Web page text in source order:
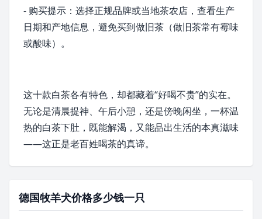
- 购买提示：选择正规品牌或当地茶农店，查看生产
日期和产地信息，避免买到做旧茶（做旧茶常有霉味
或酸味）。
这十款白茶各有特色，却都藏着“好喝不贵”的实在。
无论是清晨提神、午后小憩，还是傍晚闲坐，一杯温
热的白茶下肚，既能解渴，又能品出生活的本真滋味
——这正是老百姓喝茶的真谛。
德国牧羊犬价格多少钱一只